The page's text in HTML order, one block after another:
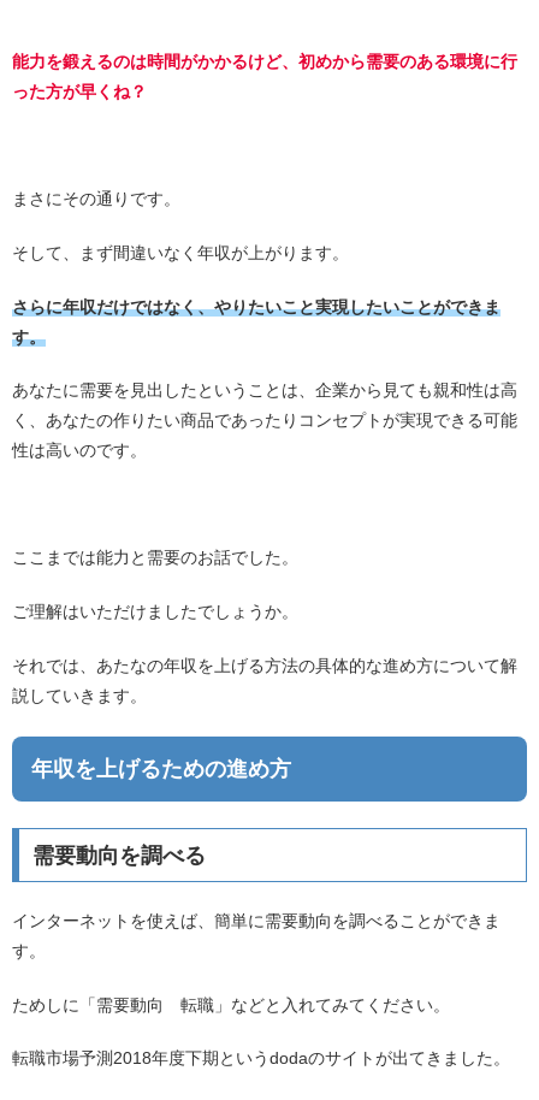
能力を鍛えるのは時間がかかるけど、初めから需要のある環境に行
った方が早くね？
まさにその通りです。
そして、まず間違いなく年収が上がります。
さらに年収だけではなく、やりたいこと実現したいことができま
す。
あなたに需要を見出したということは、企業から見ても親和性は高
く、あなたの作りたい商品であったりコンセプトが実現できる可能
性は高いのです。
ここまでは能力と需要のお話でした。
ご理解はいただけましたでしょうか。
それでは、あたなの年収を上げる方法の具体的な進め方について解
説していきます。
年収を上げるための進め方
需要動向を調べる
インターネットを使えば、簡単に需要動向を調べることができま
す。
ためしに「需要動向 転職」などと入れてみてください。
転職市場予測2018年度下期というdodaのサイトが出てきました。